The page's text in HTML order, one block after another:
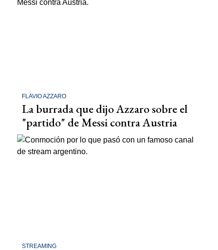
FLAVIO AZZARO
La burrada que dijo Azzaro sobre el
"partido" de Messi contra Austria
STREAMING